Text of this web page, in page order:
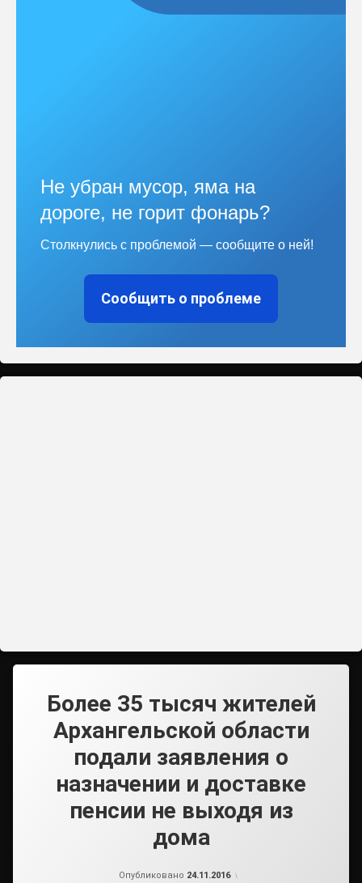
Не убран мусор, яма на
дороге, не горит фонарь?
Столкнулись с проблемой — сообщите о ней!
Сообщить о проблеме
Более 35 тысяч жителей
Архангельской области
подали заявления о
назначении и доставке
пенсии не выходя из
дома
Опубликовано 24.11.2016